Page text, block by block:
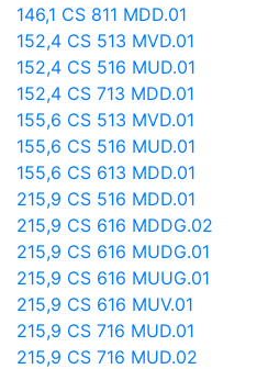
146,1 CS 811 MDD.01
152,4 CS 513 MVD.01
152,4 CS 516 MUD.01
152,4 CS 713 MDD.01
155,6 CS 513 MVD.01
155,6 CS 516 MUD.01
155,6 CS 613 MDD.01
215,9 CS 516 MDD.01
215,9 CS 616 MDDG.02
215,9 CS 616 MUDG.01
215,9 CS 616 MUUG.01
215,9 CS 616 MUV.01
215,9 CS 716 MUD.01
215,9 CS 716 MUD.02